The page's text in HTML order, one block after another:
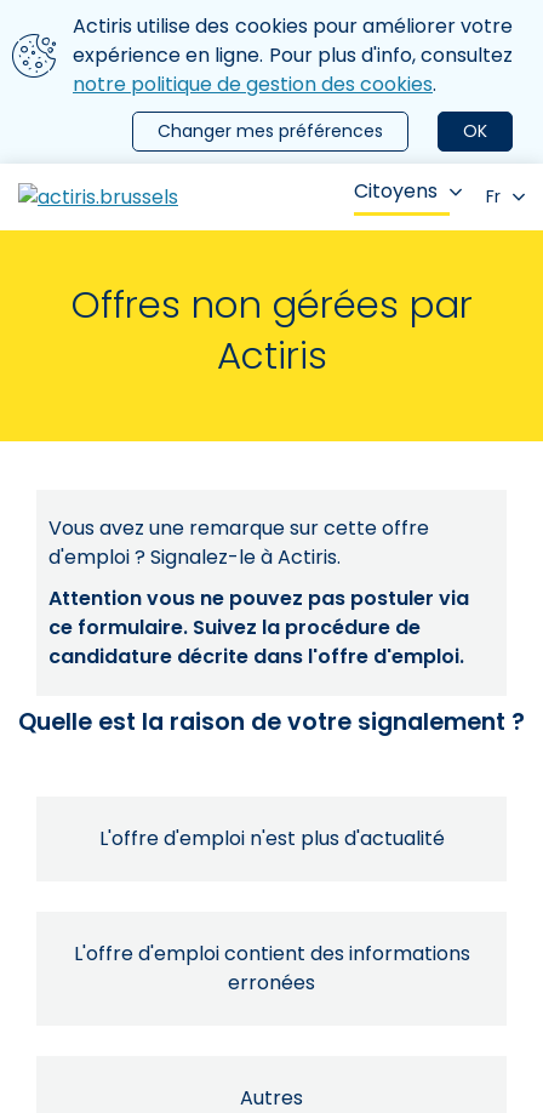
Aller au contenu principal
Nous utilisons des cookies
Actiris utilise des cookies pour améliorer votre
expérience en ligne. Pour plus d'info, consultez
notre politique de gestion des cookies.
OK
Changer mes préférences
le menu
Citoyens Fr
Offres non gérées par
Actiris
Vous avez une remarque sur cette offre
d'emploi ? Signalez-le à Actiris.
Attention vous ne pouvez pas postuler via
ce formulaire. Suivez la procédure de
candidature décrite dans l'offre d'emploi.
Quelle est la raison de votre signalement ?
L'offre d'emploi n'est plus d'actualité
L'offre d'emploi contient des informations
erronées
Autres